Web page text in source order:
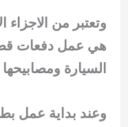
وتعتبر من الاجزاء
هي عمل دفعات
السيارة ومصابيحها
وعند بداية عمل